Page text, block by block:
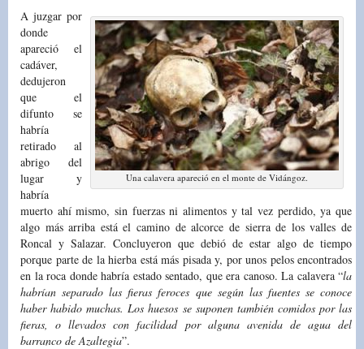
Una calavera apareció en el monte de Vidángoz.
A juzgar por
donde
apareció el
cadáver,
dedujeron
que el
difunto se
habría
retirado al
abrigo del
lugar y
habría
muerto ahí mismo, sin fuerzas ni alimentos y tal vez perdido, ya que
algo más arriba está el camino de alcorce de sierra de los valles de
Roncal y Salazar. Concluyeron que debió de estar algo de tiempo
porque parte de la hierba está más pisada y, por unos pelos encontrados
en la roca donde habría estado sentado, que era canoso. La calavera “la
habrían separado las fieras feroces que según las fuentes se conoce
haber habido muchas. Los huesos se suponen también comidos por las
fieras, o llevados con facilidad por alguna avenida de agua del
barranco de Azaltegia”.